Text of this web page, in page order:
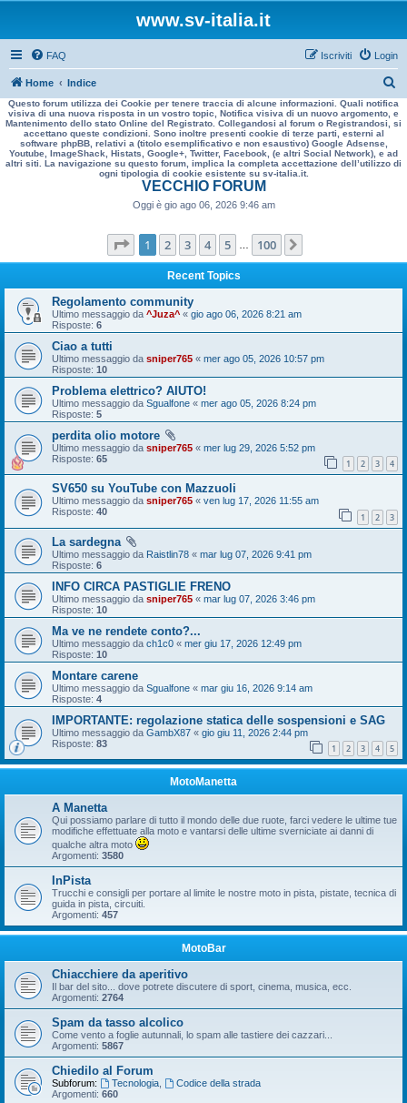
www.sv-italia.it
FAQ Login
Iscriviti
Home Indice
e
r
a
Questo forum utilizza dei Cookie per tenere traccia di alcune informazioni. Quali notifica
visiva di una nuova risposta in un vostro topic, Notifica visiva di un nuovo argomento, e
Mantenimento dello stato Online del Registrato. Collegandosi al forum o Registrandosi, si
accettano queste condizioni. Sono inoltre presenti cookie di terze parti, esterni al
software phpBB, relativi a (titolo esemplificativo e non esaustivo) Google Adsense,
Youtube, ImageShack, Histats, Google+, Twitter, Facebook, (e altri Social Network), e ad
altri siti. La navigazione su questo forum, implica la completa accettazione dell’utilizzo di
ogni tipologia di cookie esistente su sv-italia.it.
VECCHIO FORUM
Oggi è gio ago 06, 2026 9:46 am
Pagina di 100
1 2 3 4 5 100
Recent Topics
Regolamento community
Ultimo messaggio da ^Juza^ « gio ago 06, 2026 8:21 am
Risposte: 6
Ciao a tutti
Ultimo messaggio da sniper765 « mer ago 05, 2026 10:57 pm
Risposte: 10
Problema elettrico? AIUTO!
Ultimo messaggio da Sgualfone « mer ago 05, 2026 8:24 pm
Risposte: 5
perdita olio motore
Ultimo messaggio da sniper765 « mer lug 29, 2026 5:52 pm
Risposte: 65 1 2 3 4
SV650 su YouTube con Mazzuoli
Ultimo messaggio da sniper765 « ven lug 17, 2026 11:55 am
Risposte: 40 1 2 3
La sardegna
Ultimo messaggio da Raistlin78 « mar lug 07, 2026 9:41 pm
Risposte: 6
INFO CIRCA PASTIGLIE FRENO
Ultimo messaggio da sniper765 « mar lug 07, 2026 3:46 pm
Risposte: 10
Ma ve ne rendete conto?...
Ultimo messaggio da ch1c0 « mer giu 17, 2026 12:49 pm
Risposte: 10
Montare carene
Ultimo messaggio da Sgualfone « mar giu 16, 2026 9:14 am
Risposte: 4
IMPORTANTE: regolazione statica delle sospensioni e SAG
Ultimo messaggio da GambX87 « gio giu 11, 2026 2:44 pm
Risposte: 83 1 2 3 4 5
MotoManetta
A Manetta
Qui possiamo parlare di tutto il mondo delle due ruote, farci vedere le ultime tue
modifiche effettuate alla moto e vantarsi delle ultime sverniciate ai danni di
qualche altra moto
Argomenti: 3580
InPista
Trucchi e consigli per portare al limite le nostre moto in pista, pistate, tecnica di
guida in pista, circuiti.
Argomenti: 457
MotoBar
Chiacchiere da aperitivo
Il bar del sito... dove potrete discutere di sport, cinema, musica, ecc.
Argomenti: 2764
Spam da tasso alcolico
Come vento a foglie autunnali, lo spam alle tastiere dei cazzari...
Argomenti: 5867
Chiedilo al Forum
Subforum: Tecnologia,
Codice della strada
Argomenti: 660